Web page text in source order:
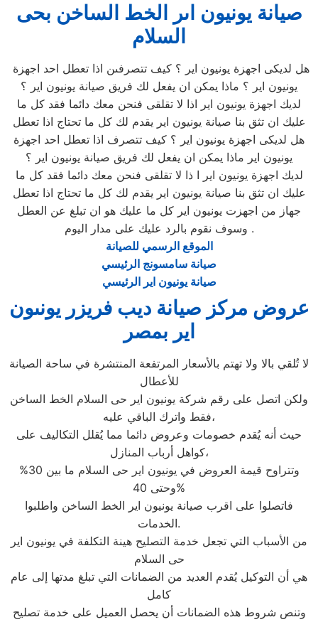
صيانة يونيون اىر الخط الساخن بحى
السلام
يونيون اير ؟ ماذا يمكن ان يفعل لك فريق صيانة يونيون اير ؟
لديك اجهزة يونيون اير اذا لا تقلقى فنحن معك دائما فقد كل ما
عليك ان تثق بنا صيانة يونيون اير يقدم لك كل ما تحتاج اذا تعطل
هل لديكى اجهزة يونيون اير ؟ كيف تتصرف اذا تعطل احد اجهزة
يونيون اير ماذا يمكن ان يفعل لك فريق صيانة يونيون اير ؟
لديك اجهزة يونيون اير ا ذا لا تقلقى فنحن معك دائما فقد كل ما
عليك ان تثق بنا صيانة يونيون اير يقدم لك كل ما تحتاج اذا تعطل
جهاز من اجهزت يونيون اير كل ما عليك هو ان تبلغ عن العطل
وسوف نقوم بالرد عليك على مدار اليوم .
الموقع الرسمي للصيانة
صيانة سامسونج الرئيسي
صيانة يونيون اير الرئيسي
عروض مركز صيانة ديب فريزر يونىون
اير بمصر
لا تُلقي بالا ولا تهتم بالأسعار المرتفعة المنتشرة في ساحة الصيانة
للأعطال
ولكن اتصل على رقم شركة يونيون اير حى السلام الخط الساخن
فقط واترك الباقي عليه،
حيث أنه يُقدم خصومات وعروض دائما مما يُقلل التكاليف على
كواهل أرباب المنازل،
وتتراوح قيمة العروض في يونيون اير حى السلام ما بين 30%
وحتى 40%
فاتصلوا على اقرب صيانة يونيون اير الخط الساخن واطلبوا
الخدمات.
من الأسباب التي تجعل خدمة التصليح هينة التكلفة في يونيون اير
حى السلام
هي أن التوكيل يُقدم العديد من الضمانات التي تبلغ مدتها إلى عام
كامل
وتنص شروط هذه الضمانات أن يحصل العميل على خدمة تصليح